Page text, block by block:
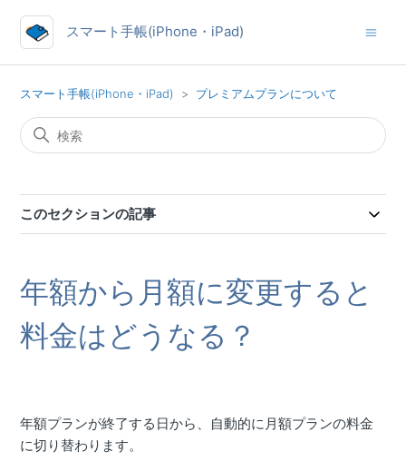
スマート手帳(iPhone・iPad)
スマート手帳(iPhone・iPad) プレミアムプランについて
このセクションの記事
年額から月額に変更すると
料金はどうなる？
年額プランが終了する日から、自動的に月額プランの料金
に切り替わります。